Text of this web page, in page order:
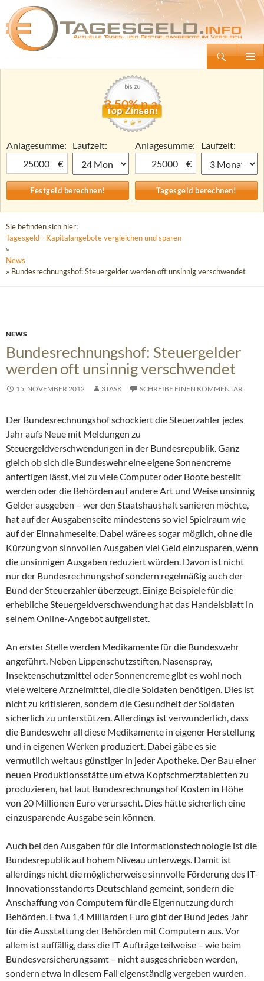
Tagesgeld.info – Tagesgeldkonten vergleichen und Tagesgeld-Zinsen berechnen
Zum
3,50% p.a.
Anlagesumme:
€
Laufzeit:
Anlagesumme:
€
Laufzeit:
Sie befinden sich hier:
Tagesgeld - Kapitalangebote vergleichen und sparen
»
News
» Bundesrechnungshof: Steuergelder werden oft unsinnig verschwendet
NEWS
Bundesrechnungshof: Steuergelder
werden oft unsinnig verschwendet
15. NOVEMBER 2012 3TASK SCHREIBE EINEN KOMMENTAR
Der Bundesrechnungshof schockiert die Steuerzahler jedes
Jahr aufs Neue mit Meldungen zu
Steuergeldverschwendungen in der Bundesrepublik. Ganz
gleich ob sich die Bundeswehr eine eigene Sonnencreme
anfertigen lässt, viel zu viele Computer oder Boote bestellt
werden oder die Behörden auf andere Art und Weise unsinnig
Gelder ausgeben – wer den Staatshaushalt sanieren möchte,
hat auf der Ausgabenseite mindestens so viel Spielraum wie
auf der Einnahmeseite. Dabei wäre es sogar möglich, ohne die
Kürzung von sinnvollen Ausgaben viel Geld einzusparen, wenn
die unsinnigen Ausgaben reduziert würden. Davon ist nicht
nur der Bundesrechnungshof sondern regelmäßig auch der
Bund der Steuerzahler überzeugt. Einige Beispiele für die
erhebliche Steuergeldverschwendung hat das Handelsblatt in
seinem Online-Angebot aufgelistet.
An erster Stelle werden Medikamente für die Bundeswehr
angeführt. Neben Lippenschutzstiften, Nasenspray,
Insektenschutzmittel oder Sonnencreme gibt es wohl noch
viele weitere Arzneimittel, die die Soldaten benötigen. Dies ist
nicht zu kritisieren, sondern die Gesundheit der Soldaten
sicherlich zu unterstützen. Allerdings ist verwunderlich, dass
die Bundeswehr all diese Medikamente in eigener Herstellung
und in eigenen Werken produziert. Dabei gäbe es sie
vermutlich weitaus günstiger in jeder Apotheke. Der Bau einer
neuen Produktionsstätte um etwa Kopfschmerztabletten zu
produzieren, hat laut Bundesrechnungshof Kosten in Höhe
von 20 Millionen Euro verursacht. Dies hätte sicherlich eine
einzusparende Ausgabe sein können.
Auch bei den Ausgaben für die Informationstechnologie ist die
Bundesrepublik auf hohem Niveau unterwegs. Damit ist
allerdings nicht die möglicherweise sinnvolle Förderung des IT-
Innovationsstandorts Deutschland gemeint, sondern die
Anschaffung von Computern für die Eigennutzung durch
Behörden. Etwa 1,4 Milliarden Euro gibt der Bund jedes Jahr
für die Ausstattung der Behörden mit Computern aus. Vor
allem ist auffällig, dass die IT-Aufträge teilweise – wie beim
Bundesversicherungsamt – nicht ausgeschrieben werden,
sondern etwa in diesem Fall eigenständig vergeben wurden.